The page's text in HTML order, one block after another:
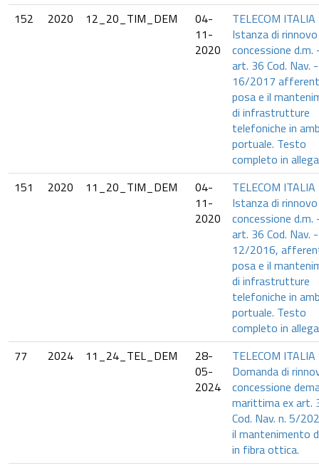
152
2020 12_20_TIM_DEM
04-
11-
2020
TELECOM ITALIA
Istanza di rinnovo
concessione d.m.
art. 36 Cod. Nav.
16/2017
posa e il
di infrastrutture
telefoniche in
portuale. Testo
completo in
151
2020 11_20_TIM_DEM
04-
11-
2020
TELECOM ITALIA
Istanza di rinnovo
concessione d.m.
art. 36 Cod. Nav.
12/2016,
posa e il
di infrastrutture
telefoniche in
portuale. Testo
completo in
77
2024 11_24_TEL_DEM
28-
05-
2024
TELECOM ITALIA
Domanda di
concessione
marittima ex art.
Cod. Nav. n. 5/
il mantenimento
in fibra ottica.